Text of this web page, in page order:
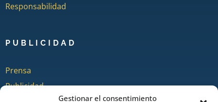
Gestionar el consentimiento
Responsabilidad
PUBLICIDAD
Prensa
Publicidad